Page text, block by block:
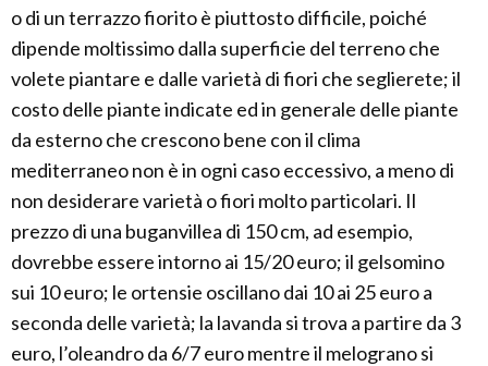
o di un terrazzo fiorito è piuttosto difficile, poiché
dipende moltissimo dalla superficie del terreno che
volete piantare e dalle varietà di fiori che seglierete; il
costo delle piante indicate ed in generale delle piante
da esterno che crescono bene con il clima
mediterraneo non è in ogni caso eccessivo, a meno di
non desiderare varietà o fiori molto particolari. Il
prezzo di una buganvillea di 150 cm, ad esempio,
dovrebbe essere intorno ai 15/20 euro; il gelsomino
sui 10 euro; le ortensie oscillano dai 10 ai 25 euro a
seconda delle varietà; la lavanda si trova a partire da 3
euro, l’oleandro da 6/7 euro mentre il melograno si